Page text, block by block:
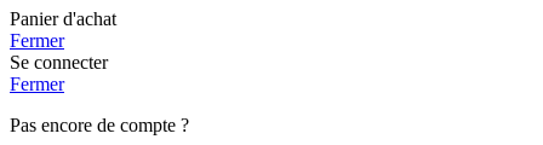
Panier d'achat
Fermer
Se connecter
Fermer
Pas encore de compte ?